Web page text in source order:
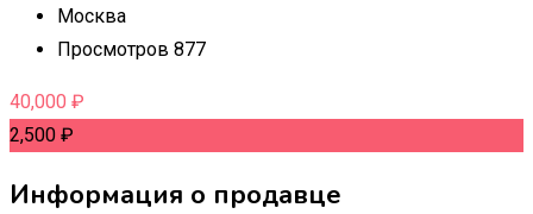
Москва
Просмотров 877
40,000 ₽
2,500 ₽
Информация о продавце